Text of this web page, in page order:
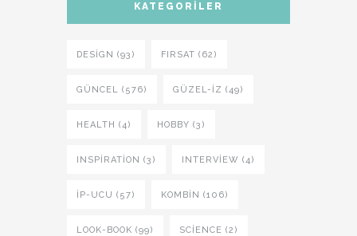
KATEGORILER
DESIGN (93) FIRSAT (62)
GÜNCEL (576) GÜZEL-IZ (49)
HEALTH (4) HOBBY (3)
INSPIRATION (3) INTERVIEW (4)
İP-UCU (57) KOMBIN (106)
LOOK-BOOK (99) SCIENCE (2)